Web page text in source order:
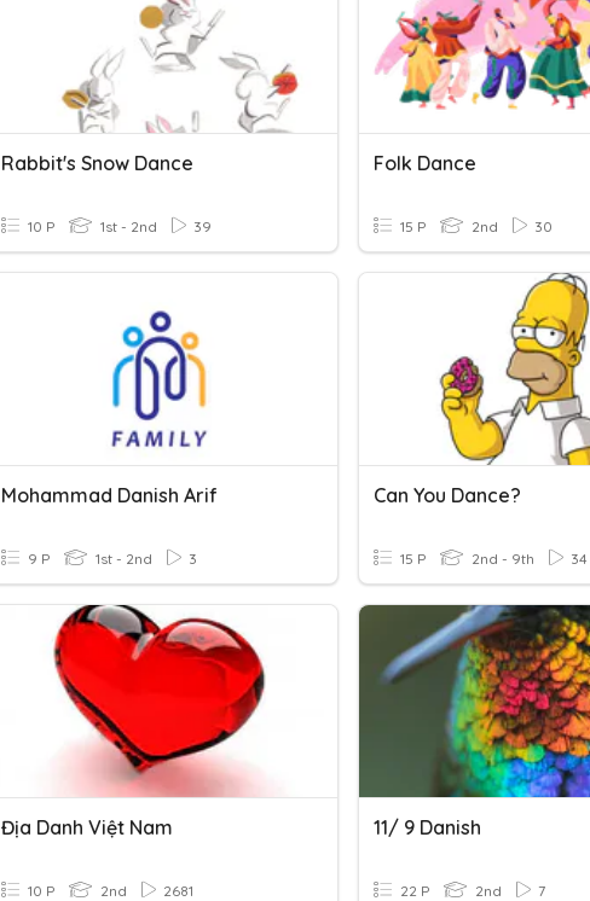
Rabbit's Snow Dance
10 P 1st - 2nd 39
Folk Dance
15 P 2nd 30
Mohammad Danish Arif
9 P 1st - 2nd 3
Can You Dance?
15 P 2nd - 9th 34
Địa Danh Việt Nam
10 P 2nd 2681
11/ 9 Danish
22 P 2nd 7